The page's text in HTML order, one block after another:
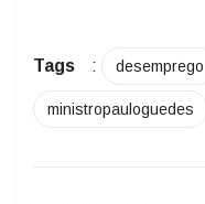
Tags : desemprego
ministropauloguedes